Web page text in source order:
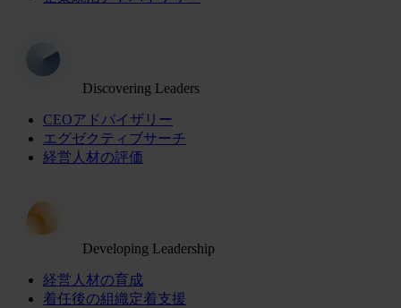
Discovering Leaders
CEOアドバイザリー
エグゼクティブサーチ
経営人材の評価
Developing Leadership
経営人材の育成
着任後の組織定着支援